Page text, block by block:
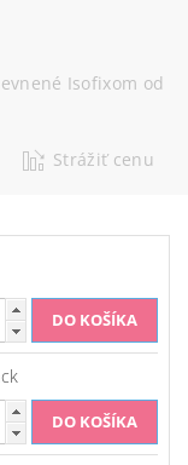
Isofixom od
Strážiť cenu